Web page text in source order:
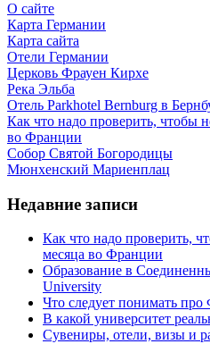
О сайте
Карта Германии
Карта сайта
Отели Германии
Церковь Фрауен Кирхе
Река Эльба
Отель Parkhotel Bernburg в
Как что надо проверить, чтобы
во Франции
Собор Святой Богородицы
Мюнхенский Мариенплац
Недавние записи
Как что надо проверить,
месяца во Франции
Образование в
University
Что следует понимать
В какой университет
Сувениры, отели, визы и